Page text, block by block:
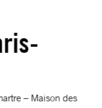
– Maison des